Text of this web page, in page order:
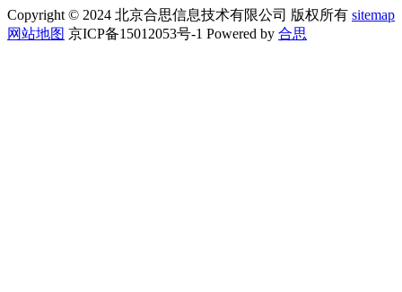
Copyright © 2024 北京合思信息技术有限公司 版权所有 sitemap
网站地图 京ICP备15012053号-1 Powered by 合思